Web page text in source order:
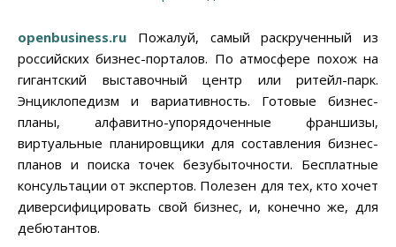
openbusiness.ru Пожалуй, самый раскрученный из
российских бизнес-порталов. По атмосфере похож на
гигантский выставочный центр или ритейл-парк.
Энциклопедизм и вариативность. Готовые бизнес-
планы, алфавитно-упорядоченные франшизы,
виртуальные планировщики для составления бизнес-
планов и поиска точек безубыточности. Бесплатные
консультации от экспертов. Полезен для тех, кто хочет
диверсифицировать свой бизнес, и, конечно же, для
дебютантов.